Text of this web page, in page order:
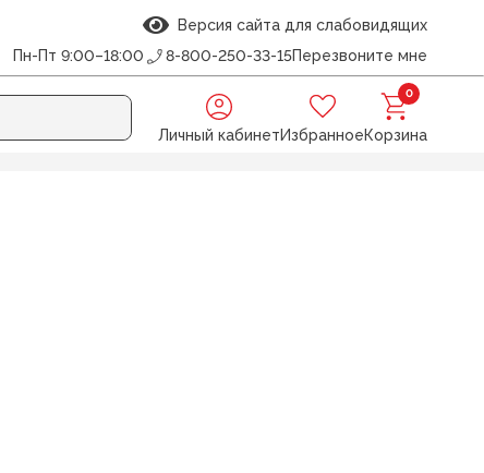
Версия сайта для слабовидящих
Пн-Пт 9:00–18:00 8-800-250-33-15Перезвоните мне
Личный кабинетИзбранное
0
Корзина